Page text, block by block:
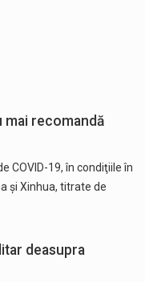
mai recomandă
COVID-19, în condiţiile în
şi Xinhua, titrate de
deasupra